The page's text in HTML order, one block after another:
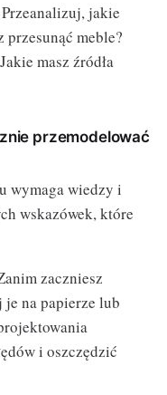
jakie
przesunąć meble?
masz źródła
przemodelować
wymaga wiedzy i
wskazówek, które
zaczniesz
je na papierze lub
i oszczędzić